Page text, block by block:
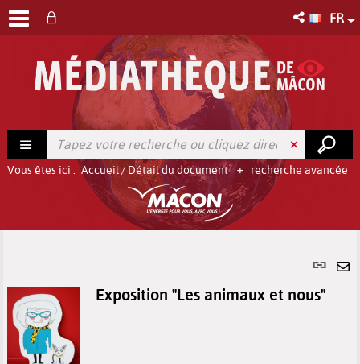
FR
recherche avancée
Vous êtes ici : Accueil/ Détail du document
Lien
Exposition "Les animaux et nous"